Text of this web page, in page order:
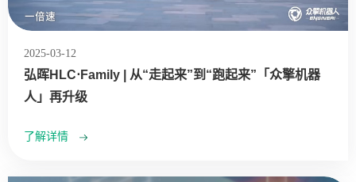
2025-03-12
弘晖HLC⋅Family | 从“走起来”到“跑起来”「众擎机器
人」再升级
了解详情